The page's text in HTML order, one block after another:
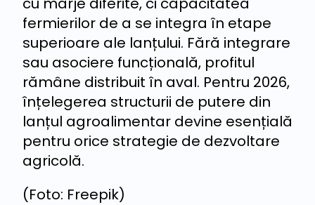
fermierilor de a se integra în etape
superioare ale lanțului. Fără integrare
sau asociere funcțională, profitul
rămâne distribuit în aval. Pentru 2026,
înțelegerea structurii de putere din
lanțul agroalimentar devine esențială
pentru orice strategie de dezvoltare
agricolă.
(Foto: Freepik)